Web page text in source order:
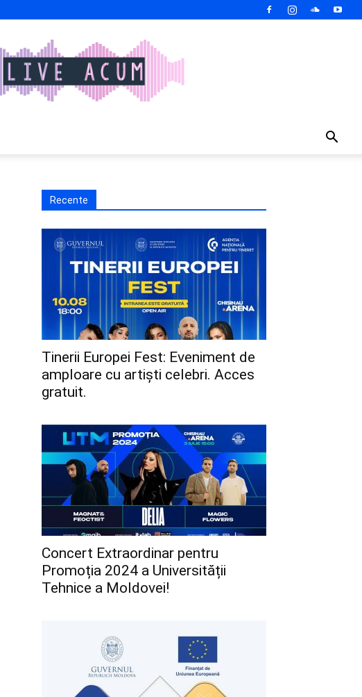
Recente
Tinerii Europei Fest: Eveniment de
amploare cu artiști celebri. Acces
gratuit.
Concert Extraordinar pentru
Promoția 2024 a Universității
Tehnice a Moldovei!